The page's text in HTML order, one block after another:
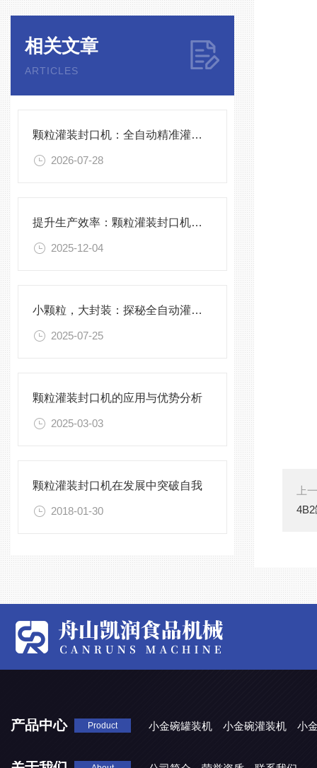
相关文章
ARTICLES
颗粒灌装封口机：全自动精准灌装，助力食品化工高效生产
2026-07-28
提升生产效率：颗粒灌装封口机的优化与维护
2025-12-04
小颗粒，大封装：探秘全自动灌装封口一体化科技
2025-07-25
颗粒灌装封口机的应用与优势分析
2025-03-03
颗粒灌装封口机在发展中突破自我
2018-01-30
上
产品中心 Product 小金碗罐装机 小金碗灌装机 小